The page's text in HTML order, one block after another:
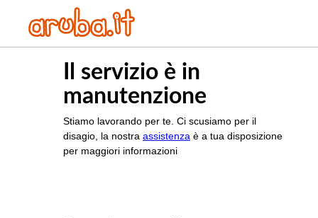
Il servizio è in
manutenzione
Stiamo lavorando per te. Ci scusiamo per il
disagio, la nostra assistenza è a tua disposizione
per maggiori informazioni